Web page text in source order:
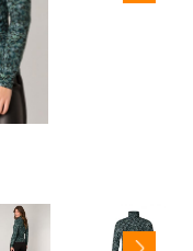
Next